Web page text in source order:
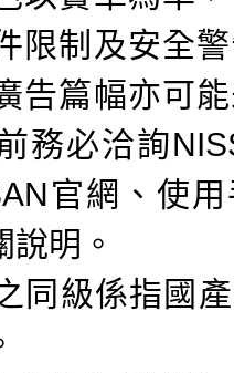
限制及安全
告篇幅亦可
務必洽詢
官網、使
明。
同級係指國